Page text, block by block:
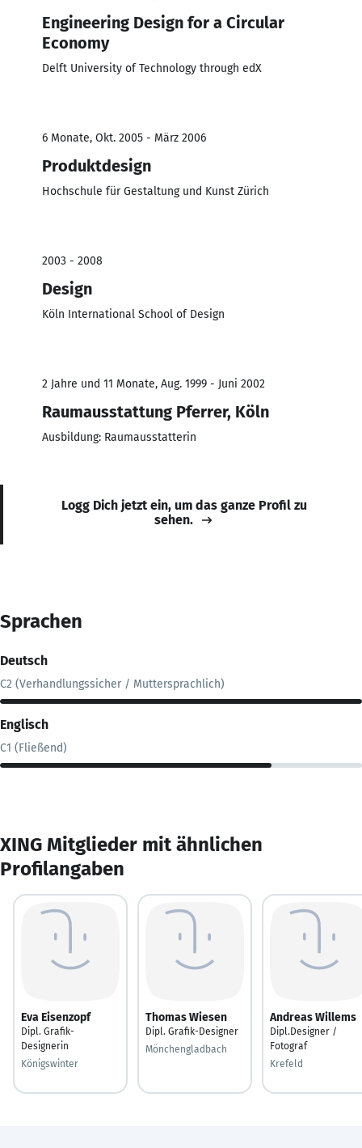
Engineering Design for a Circular
Economy
Delft University of Technology through edX
6 Monate, Okt. 2005 - März 2006
Produktdesign
Hochschule für Gestaltung und Kunst Zürich
2003 - 2008
Design
Köln International School of Design
2 Jahre und 11 Monate, Aug. 1999 - Juni 2002
Raumausstattung Pferrer, Köln
Ausbildung: Raumausstatterin
Logg Dich jetzt ein, um das ganze Profil zu
sehen.
Sprachen
Deutsch
C2 (Verhandlungssicher / Muttersprachlich)
Englisch
C1 (Fließend)
XING Mitglieder mit ähnlichen
Profilangaben
Eva Eisenzopf
Dipl. Grafik-
Designerin
Königswinter
Thomas Wiesen
Dipl. Grafik-Designer
Mönchengladbach
Andreas Willems
Dipl.Designer /
Fotograf
Krefeld